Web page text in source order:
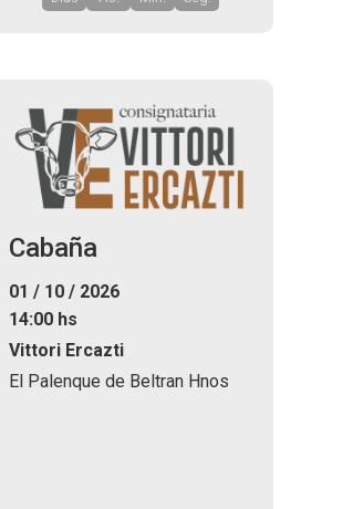
Cabaña
01 / 10 / 2026
14:00 hs
Vittori Ercazti
El Palenque de Beltran Hnos